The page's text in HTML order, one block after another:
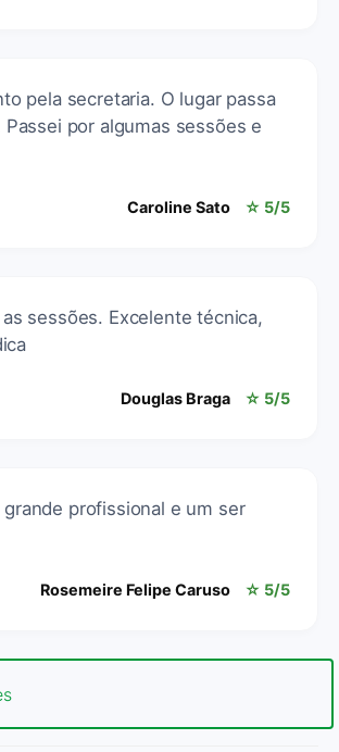
pela secretaria. O lugar passa
por algumas sessões e
Caroline Sato ☆ 5/5
sessões. Excelente técnica,
Douglas Braga ☆ 5/5
profissional e um ser
Rosemeire Felipe Caruso ☆ 5/5